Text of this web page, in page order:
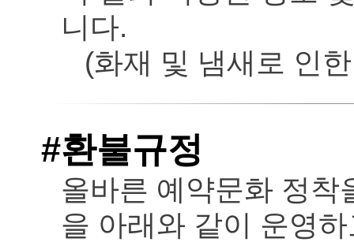
니다.
(화재 및 냄새로 인
#환불규정
올바른 예약문화 정착
을 아래와 같이 운영